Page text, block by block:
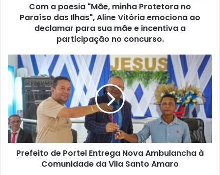
m
a
P
r
o
Com a poesia "Mãe, minha Protetora no
Paraíso das Ilhas", Aline Vitória emociona ao
declamar para sua mãe e incentiva a
participação no concurso.
r
i
t
o
d
Prefeito de Portel Entrega Nova Ambulancha à
Comunidade da Vila Santo Amaro